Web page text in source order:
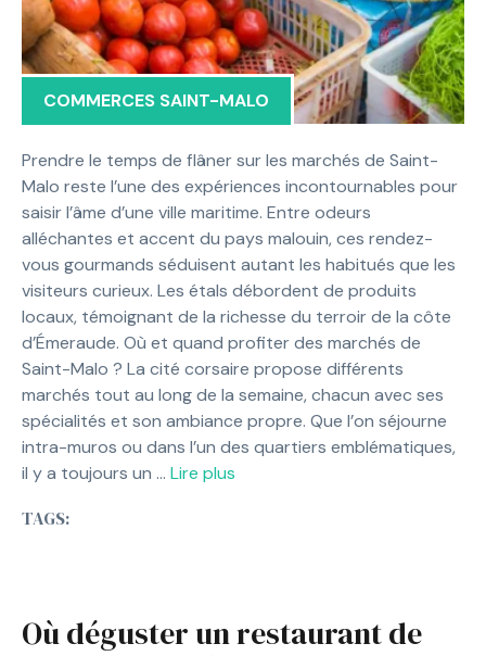
COMMERCES SAINT-MALO
Prendre le temps de flâner sur les marchés de Saint-
Malo reste l’une des expériences incontournables pour
saisir l’âme d’une ville maritime. Entre odeurs
alléchantes et accent du pays malouin, ces rendez-
vous gourmands séduisent autant les habitués que les
visiteurs curieux. Les étals débordent de produits
locaux, témoignant de la richesse du terroir de la côte
d’Émeraude. Où et quand profiter des marchés de
Saint-Malo ? La cité corsaire propose différents
marchés tout au long de la semaine, chacun avec ses
spécialités et son ambiance propre. Que l’on séjourne
intra-muros ou dans l’un des quartiers emblématiques,
il y a toujours un … Lire plus
TAGS:
Où déguster un restaurant de